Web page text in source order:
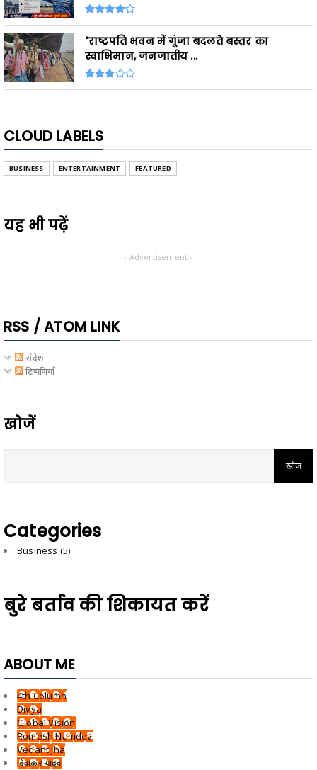
"राष्ट्रपति भवन में गूंजा बदलते बस्तर का
स्वाभिमान, जनजातीय ...
CLOUD LABELS
BUSINESS ENTERTAINMENT FEATURED
यह भी पढ़ें
- Advertisement -
RSS / ATOM LINK
संदेश
टिप्पणियाँ
खोजें
Categories
Business (5)
बुरे बर्ताव की शिकायत करें
ABOUT ME
4th Column
Divya
Global Vision
Romesh Namdev
Vedant Jha
दिवाकर यादव